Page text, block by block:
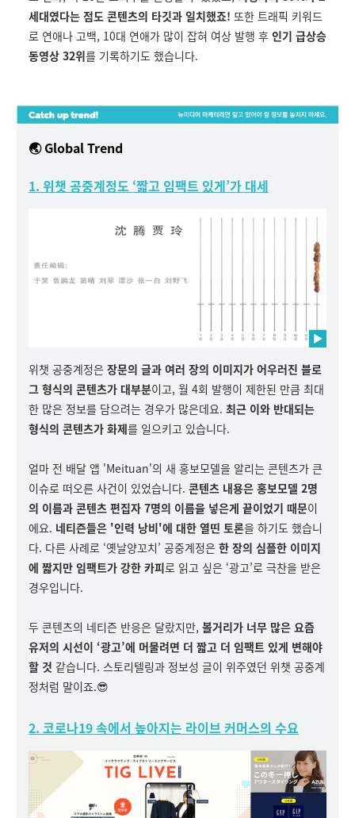
세대였다는 점도 콘텐츠의 타깃과 일치했죠! 또한 트래픽 키워드
로 연애나 고백, 10대 연애가 많이 잡혀 여상 발행 후 인기 급상승
동영상 32위를 기록하기도 했습니다.
🌏 Global Trend
1. 위챗 공중계정도 ‘짧고 임팩트 있게’가 대세
위챗 공중계정은 장문의 글과 여러 장의 이미지가 어우러진 블로
그 형식의 콘텐츠가 대부분이고, 월 4회 발행이 제한된 만큼 최대
한 많은 정보를 담으려는 경우가 많은데요. 최근 이와 반대되는
형식의 콘텐츠가 화제를 일으키고 있습니다.
얼마 전 배달 앱 'Meituan'의 새 홍보모델을 알리는 콘텐츠가 큰
이슈로 떠오른 사건이 있었습니다. 콘텐츠 내용은 홍보모델 2명
의 이름과 콘텐츠 편집자 7명의 이름을 넣은게 끝이었기 때문이
에요. 네티즌들은 '인력 낭비'에 대한 열띤 토론을 하기도 했습니
다. 다른 사례로 ‘옛날양꼬치’ 공중계정은 한 장의 심플한 이미지
에 짧지만 임팩트가 강한 카피로 읽고 싶은 ‘광고’로 극찬을 받은
경우입니다.
두 콘텐츠의 네티즌 반응은 달랐지만, 볼거리가 너무 많은 요즘
유저의 시선이 ‘광고’에 머물려면 더 짧고 더 임팩트 있게 변해야
할 것 같습니다. 스토리텔링과 정보성 글이 위주였던 위챗 공중계
정처럼 말이죠.😎
2. 코로나19 속에서 높아지는 라이브 커머스의 수요